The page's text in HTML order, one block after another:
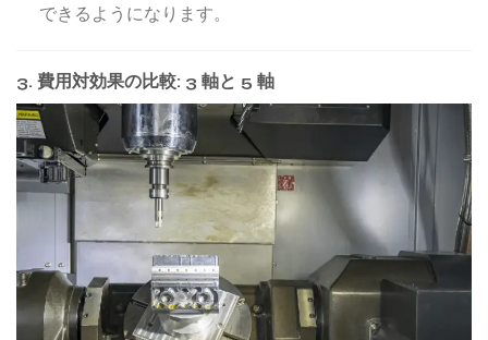
できるようになります。
3. 費用対効果の比較: 3 軸と 5 軸